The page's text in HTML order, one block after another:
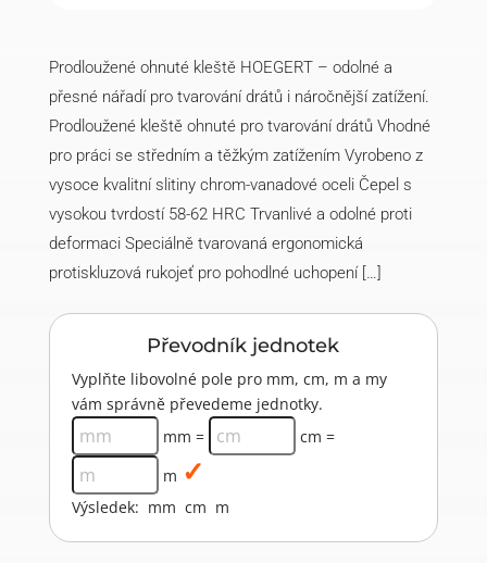
Prodloužené ohnuté kleště HOEGERT – odolné a
přesné nářadí pro tvarování drátů i náročnější zatížení.
Prodloužené kleště ohnuté pro tvarování drátů Vhodné
pro práci se středním a těžkým zatížením Vyrobeno z
vysoce kvalitní slitiny chrom-vanadové oceli Čepel s
vysokou tvrdostí 58-62 HRC Trvanlivé a odolné proti
deformaci Speciálně tvarovaná ergonomická
protiskluzová rukojeť pro pohodlné uchopení […]
Převodník jednotek
Vyplňte libovolné pole pro mm, cm, m a my
vám správně převedeme jednotky.
mm =
cm =
m
Výsledek: mm cm m